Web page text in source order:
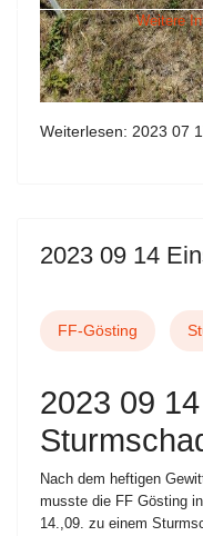
Weiterlesen: 2023 07
2023 09 14
FF-Gösting
2023 09
Nach dem heftigen
musste die FF Gösting
14.,09. zu einem
Weitere